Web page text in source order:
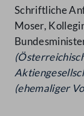
Schriftliche
Moser,
(ehemaliger